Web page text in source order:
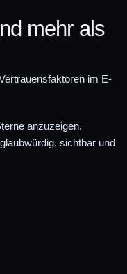
mehr als
im E-
anzuzeigen.
sichtbar und